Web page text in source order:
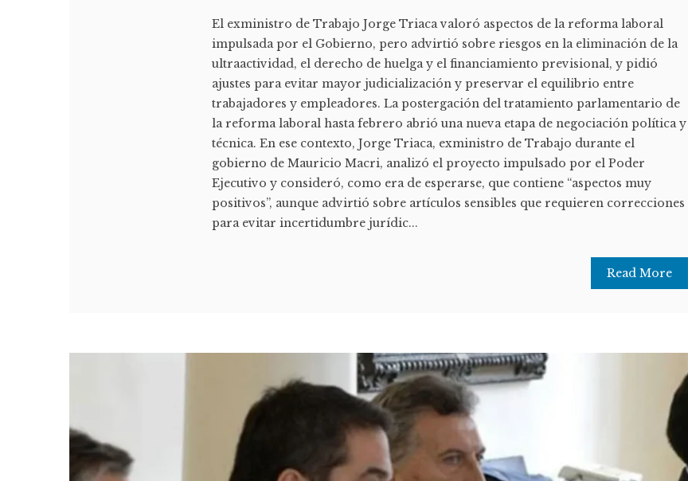
El exministro de Trabajo Jorge Triaca valoró aspectos de la reforma laboral
impulsada por el Gobierno, pero advirtió sobre riesgos en la eliminación de la
ultraactividad, el derecho de huelga y el financiamiento previsional, y pidió
ajustes para evitar mayor judicialización y preservar el equilibrio entre
trabajadores y empleadores. La postergación del tratamiento parlamentario de
la reforma laboral hasta febrero abrió una nueva etapa de negociación política y
técnica. En ese contexto, Jorge Triaca, exministro de Trabajo durante el
gobierno de Mauricio Macri, analizó el proyecto impulsado por el Poder
Ejecutivo y consideró, como era de esperarse, que contiene “aspectos muy
positivos”, aunque advirtió sobre artículos sensibles que requieren correcciones
para evitar incertidumbre jurídic...
Read More